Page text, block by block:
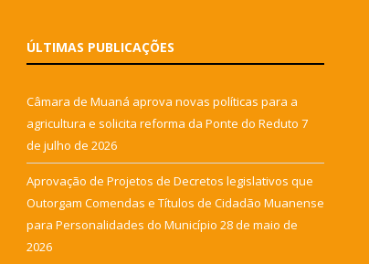
ÚLTIMAS PUBLICAÇÕES
Câmara de Muaná aprova novas políticas para a
agricultura e solicita reforma da Ponte do Reduto 7
de julho de 2026
Aprovação de Projetos de Decretos legislativos que
Outorgam Comendas e Títulos de Cidadão Muanense
para Personalidades do Município 28 de maio de
2026